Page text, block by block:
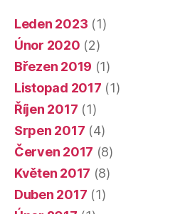
Leden 2023 (1)
Únor 2020 (2)
Březen 2019 (1)
Listopad 2017 (1)
Říjen 2017 (1)
Srpen 2017 (4)
Červen 2017 (8)
Květen 2017 (8)
Duben 2017 (1)